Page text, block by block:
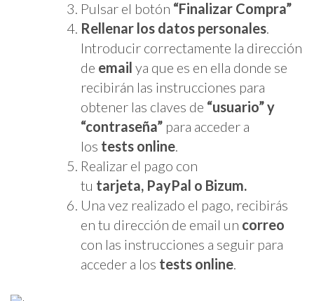
Pulsar el botón “Finalizar Compra”
Rellenar los datos personales.
Introducir correctamente la dirección
de email ya que es en ella donde se
recibirán las instrucciones para
obtener las claves de “usuario” y
“contraseña” para acceder a
los tests online.
Realizar el pago con
tu tarjeta, PayPal o Bizum.
Una vez realizado el pago, recibirás
en tu dirección de email un correo
con las instrucciones a seguir para
acceder a los tests online.